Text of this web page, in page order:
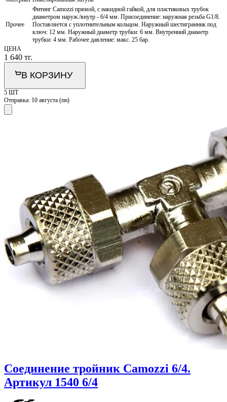
Прочее
Фитинг Camozzi прямой, с накидной гайкой, для пластиковых трубок
диаметром наруж./внутр - 6/4 мм. Присоединение: наружная резьба G1/8.
Поставляется с уплотнительным кольцом. Наружный шестигранник под
ключ: 12 мм. Наружный диаметр трубки: 6 мм. Внутренний диаметр
трубки: 4 мм. Рабочее давление: макс. 25 бар.
ЦЕНА
1 640 тг.
В КОРЗИНУ
5 ШТ
Отправка: 10 августа (пн)
Соединение тройник Camozzi 6/4.
Артикул 1540 6/4